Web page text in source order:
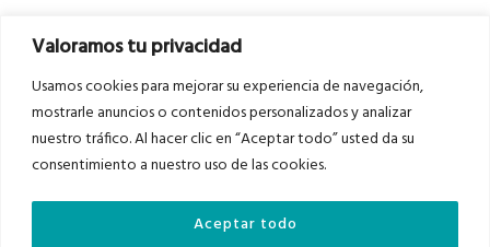
Valoramos tu privacidad
Usamos cookies para mejorar su experiencia de navegación,
mostrarle anuncios o contenidos personalizados y analizar
nuestro tráfico. Al hacer clic en “Aceptar todo” usted da su
consentimiento a nuestro uso de las cookies.
Aceptar todo
Asociados a
Auditados por